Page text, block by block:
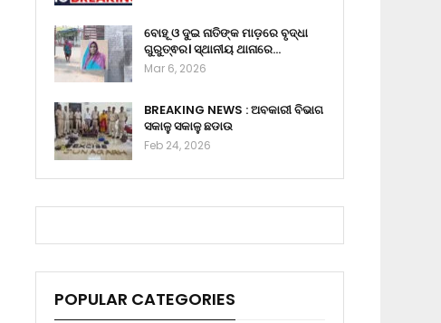
ବୋହୂ ଓ ଦୁଇ ନାତିଙ୍କ ମାଡ଼ରେ ବୃଦ୍ଧା
ଗୁରୁତ୍ଵର। ସ୍ଥାନୀୟ ଥାନାରେ…
Mar 6, 2026
BREAKING NEWS : ଅବକାରୀ ବିଭାଗ
ସକାଳୁ ସକାଳୁ ଛଡାଉ
Feb 24, 2026
POPULAR CATEGORIES